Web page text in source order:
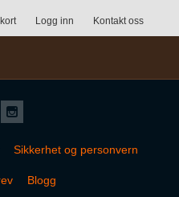
Logg inn Kontakt oss
Sikkerhet og personvern
Blogg